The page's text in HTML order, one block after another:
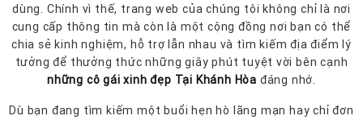
dùng. Chính vì thế, trang web của chúng tôi không chỉ là nơi
cung cấp thông tin mà còn là một cộng đồng nơi bạn có thể
chia sẻ kinh nghiệm, hỗ trợ lẫn nhau và tìm kiếm địa điểm lý
tưởng để thưởng thức những giây phút tuyệt vời bên cạnh
những cô gái xinh đẹp Tại Khánh Hòa đáng nhớ.
Dù bạn đang tìm kiếm một buổi hẹn hò lãng mạn hay chỉ đơn